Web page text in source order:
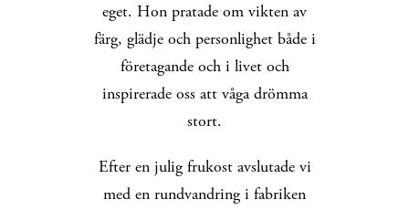
eget. Hon pratade om vikten av
färg, glädje och personlighet både i
företagande och i livet och
inspirerade oss att våga drömma
stort.
Efter en julig frukost avslutade vi
med en rundvandring i fabriken